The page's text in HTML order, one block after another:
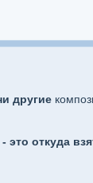
другие
это откуда